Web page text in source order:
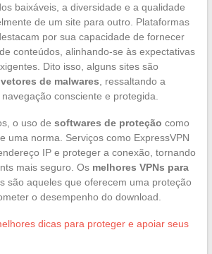
baixáveis, a diversidade e a qualidade
de um site para outro. Plataformas
por sua capacidade de fornecer
conteúdos, alinhando-se às expectativas
Dito isso, alguns sites são
vetores de malwares , ressaltando a
consciente e protegida.
o uso de softwares de proteção como
uma norma. Serviços como ExpressVPN
IP e proteger a conexão, tornando
mais seguro. Os melhores VPNs para
são aqueles que oferecem uma proteção
o desempenho do download.
dicas para proteger e apoiar seus